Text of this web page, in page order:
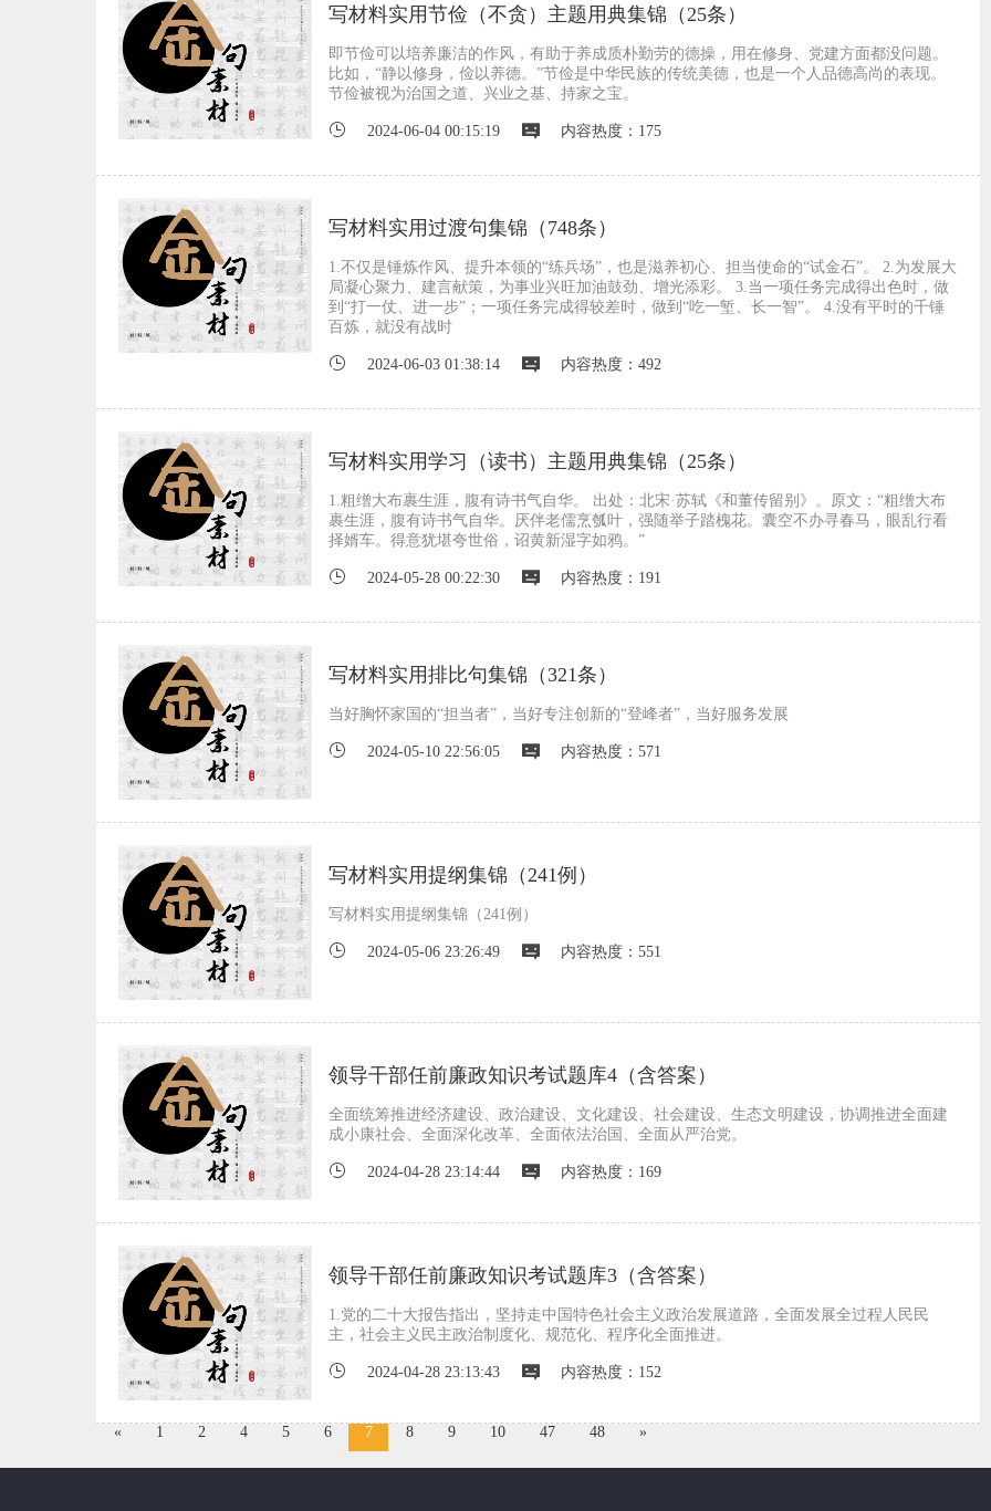
写材料实用节俭（不贪）主题用典集锦（25条）
即节俭可以培养廉洁的作风，有助于养成质朴勤劳的德操，用在修身、党建方面都没问题。
比如，“静以修身，俭以养德。”节俭是中华民族的传统美德，也是一个人品德高尚的表现。
节俭被视为治国之道、兴业之基、持家之宝。
2024-06-04 00:15:19 内容热度：175
写材料实用过渡句集锦（748条）
1.不仅是锤炼作风、提升本领的“练兵场”，也是滋养初心、担当使命的“试金石”。 2.为发展大
局凝心聚力、建言献策，为事业兴旺加油鼓劲、增光添彩。 3.当一项任务完成得出色时，做
到“打一仗、进一步”；一项任务完成得较差时，做到“吃一堑、长一智”。 4.没有平时的千锤
百炼，就没有战时
2024-06-03 01:38:14 内容热度：492
写材料实用学习（读书）主题用典集锦（25条）
1.粗缯大布裹生涯，腹有诗书气自华。 出处：北宋·苏轼《和董传留别》。原文：“粗缯大布
裹生涯，腹有诗书气自华。厌伴老儒烹瓠叶，强随举子踏槐花。囊空不办寻春马，眼乱行看
择婿车。得意犹堪夸世俗，诏黄新湿字如鸦。”
2024-05-28 00:22:30 内容热度：191
写材料实用排比句集锦（321条）
当好胸怀家国的“担当者”，当好专注创新的“登峰者”，当好服务发展
2024-05-10 22:56:05 内容热度：571
写材料实用提纲集锦（241例）
写材料实用提纲集锦（241例）
2024-05-06 23:26:49 内容热度：551
领导干部任前廉政知识考试题库4（含答案）
全面统筹推进经济建设、政治建设、文化建设、社会建设、生态文明建设，协调推进全面建
成小康社会、全面深化改革、全面依法治国、全面从严治党。
2024-04-28 23:14:44 内容热度：169
领导干部任前廉政知识考试题库3（含答案）
1.党的二十大报告指出，坚持走中国特色社会主义政治发展道路，全面发展全过程人民民
主，社会主义民主政治制度化、规范化、程序化全面推进。
2024-04-28 23:13:43 内容热度：152
« 1 2 4 5 6 7 8 9 10 47 48 »